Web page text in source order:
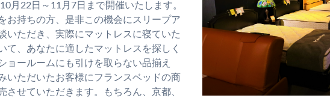
月22日～11月7日まで開催いたします。
お持ちの方、是非この機会にスリープア
いただき、実際にマットレスに寝ていた
て、あなたに適したマットレスを探しく
ルームにも引けを取らない品揃え
いただいたお客様にフランスベッドの商
させていただきます。もちろん、京都、